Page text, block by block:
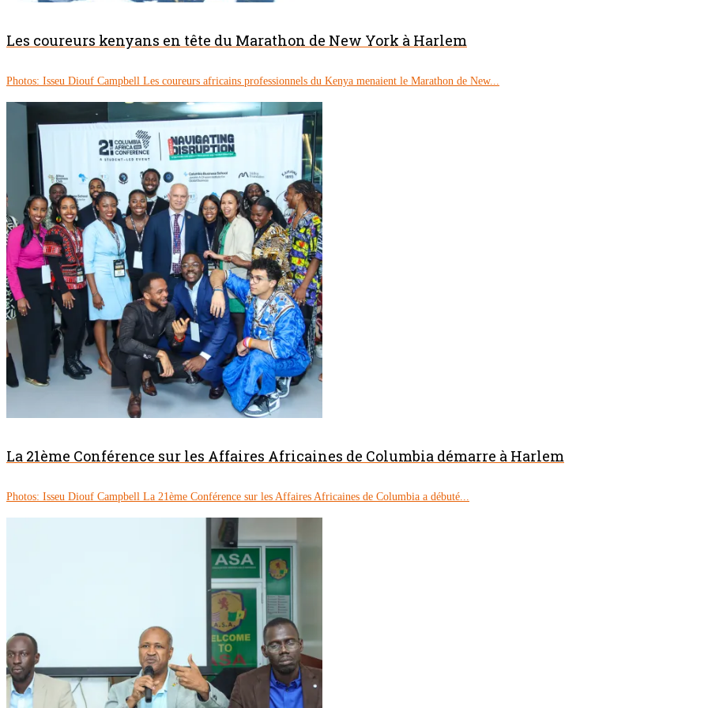
Les coureurs kenyans en tête du Marathon de New York à Harlem
Photos: Isseu Diouf Campbell Les coureurs africains professionnels du Kenya menaient le Marathon de New...
La 21ème Conférence sur les Affaires Africaines de Columbia démarre à Harlem
Photos: Isseu Diouf Campbell La 21ème Conférence sur les Affaires Africaines de Columbia a débuté...